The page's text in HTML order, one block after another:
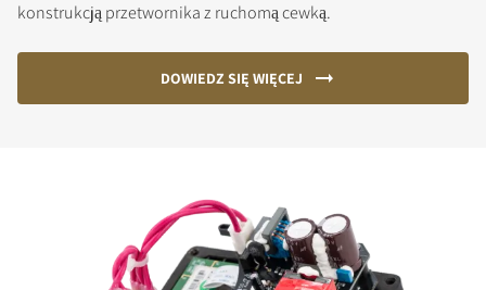
konstrukcją przetwornika z ruchomą cewką.
DOWIEDZ SIĘ WIĘCEJ